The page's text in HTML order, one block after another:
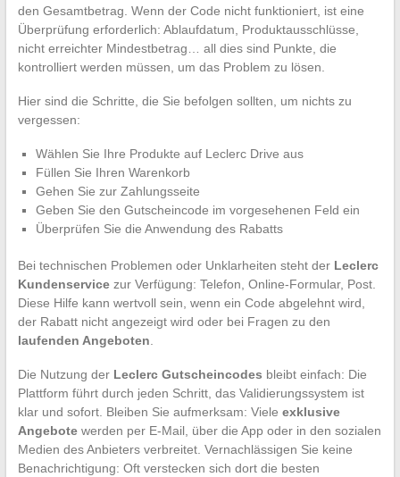
den Gesamtbetrag. Wenn der Code nicht funktioniert, ist eine
Überprüfung erforderlich: Ablaufdatum, Produktausschlüsse,
nicht erreichter Mindestbetrag… all dies sind Punkte, die
kontrolliert werden müssen, um das Problem zu lösen.
Hier sind die Schritte, die Sie befolgen sollten, um nichts zu
vergessen:
Wählen Sie Ihre Produkte auf Leclerc Drive aus
Füllen Sie Ihren Warenkorb
Gehen Sie zur Zahlungsseite
Geben Sie den Gutscheincode im vorgesehenen Feld ein
Überprüfen Sie die Anwendung des Rabatts
Bei technischen Problemen oder Unklarheiten steht der Leclerc
Kundenservicezur Verfügung: Telefon, Online-Formular, Post.
Diese Hilfe kann wertvoll sein, wenn ein Code abgelehnt wird,
der Rabatt nicht angezeigt wird oder bei Fragen zu den
laufenden Angeboten
Die Nutzung der Leclerc Gutscheincodes bleibt einfach: Die
Plattform führt durch jeden Schritt, das Validierungssystem ist
klar und sofort. Bleiben Sie aufmerksam: Viele exklusive
Angebotewerden per E-Mail, über die App oder in den sozialen
Medien des Anbieters verbreitet. Vernachlässigen Sie keine
Benachrichtigung: Oft verstecken sich dort die besten